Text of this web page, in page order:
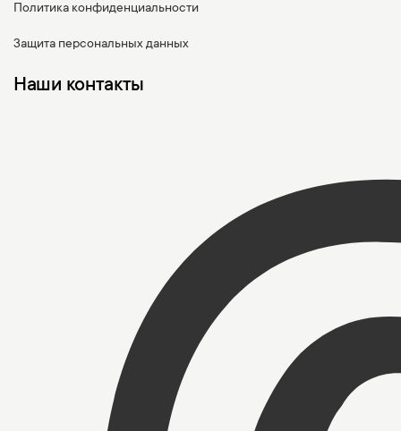
Политика конфиденциальности
Защита персональных данных
Наши контакты